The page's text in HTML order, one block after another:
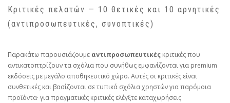
Κριτικές πελατών — 10 θετικές και 10 αρνητικές
(αντιπροσωπευτικές, συνοπτικές)
Παρακάτω παρουσιάζουμε αντιπροσωπευτικές κριτικές που
αντικατοπτρίζουν τα σχόλια που συνήθως εμφανίζονται για premium
εκδόσεις με μεγάλο αποθηκευτικό χώρο. Αυτές οι κριτικές είναι
συνθετικές και βασίζονται σε τυπικά σχόλια χρηστών για παρόμοια
προϊόντα· για πραγματικές κριτικές ελέγξτε καταχωρήσεις